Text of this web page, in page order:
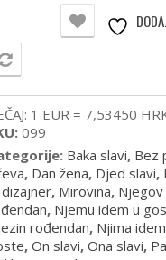
1 EUR = 7,53450
099
Baka slavi, Bez
, Dan žena, Djed slavi,
dizajner, Mirovina, Njegov
, Njemu idem u
rođendan, Njima
, On slavi, Ona slavi,